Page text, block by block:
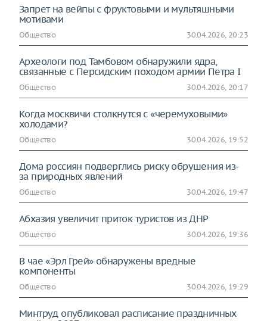
Запрет на вейпы с фруктовыми и мультяшными
мотивами
Общество 30.04.2026, 20:23
Археологи под Тамбовом обнаружили ядра,
связанные с Персидским походом армии Петра I
Общество 30.04.2026, 20:17
Когда москвичи столкнутся с «черемуховыми»
холодами?
Общество 30.04.2026, 19:52
Дома россиян подверглись риску обрушения из-
за природных явлений
Общество 30.04.2026, 19:47
Абхазия увеличит приток туристов из ДНР
Общество 30.04.2026, 19:36
В чае «Эрл Грей» обнаружены вредные
компоненты
Общество 30.04.2026, 19:29
Минтруд опубликовал расписание праздничных